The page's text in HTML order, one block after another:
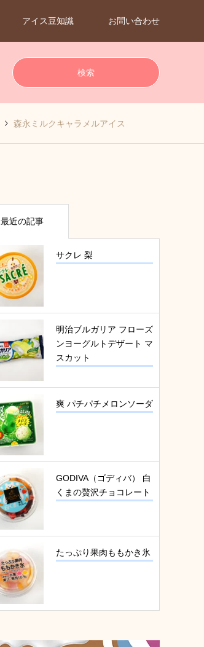
アイス豆知識 お問い合わせ
森永ミルクキャラメルアイス
最近の記事
サクレ 梨
明治ブルガリア フローズ
ンヨーグルトデザート マ
スカット
爽 パチパチメロンソーダ
GODIVA（ゴディバ） 白
くまの贅沢チョコレート
たっぷり果肉ももかき氷